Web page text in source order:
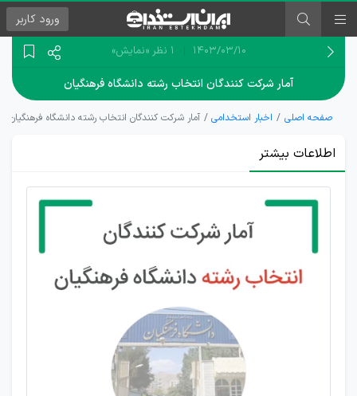
ورود کاربر
۱۴۰۳/۰۳/۱۰ 1 نظر «نمایش»
آمار شرکت کنندگان انتخاب رشته دانشگاه فرهنگیان
صفحه اصلی اخبار استخدامی آمار شرکت کنندگان انتخاب رشته دانشگاه فرهنگیان
اطلاعات بیشتر
انتخاب
بیش از
35 هزار